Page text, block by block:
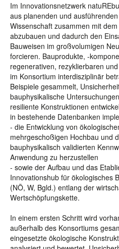
Im Innovationsnetzwerk
aus planenden und
Wissenschaft zusammen mit
abzubauen und dadurch den
Bauweisen im großvolumigen
forcieren. Bauprodukte, -
regenerativen, rezyklierbaren
im Konsortium interdisziplinär
Beispiele gesammelt,
bauphysikalische
resiliente Konstruktionen
in bestehende Datenbanken
- die Entwicklung von
mehrgeschoßigen Hochbau und
bauphysikalisch validierten
Anwendung zu herzustellen
- sowie der Aufbau und das
Innovationshub für ökologisches
(NÖ, W, Bgld.) entlang der
Wertschöpfungskette.
In einem ersten Schritt wird
außerhalb des Konsortiums
eingesetzte ökologische